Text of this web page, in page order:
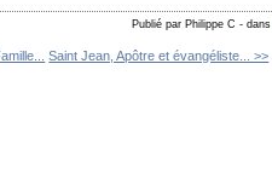
Publié par Philippe C - dans
Saint Jean, Apôtre et évangéliste... >>